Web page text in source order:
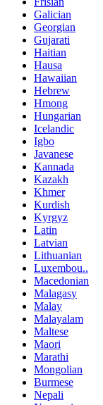
Galician
Georgian
Gujarati
Haitian
Hausa
Hawaiian
Hebrew
Hmong
Hungarian
Icelandic
Igbo
Javanese
Kannada
Kazakh
Khmer
Kurdish
Kyrgyz
Latin
Latvian
Lithuanian
Luxembou..
Macedonian
Malagasy
Malay
Malayalam
Maltese
Maori
Marathi
Mongolian
Burmese
Nepali